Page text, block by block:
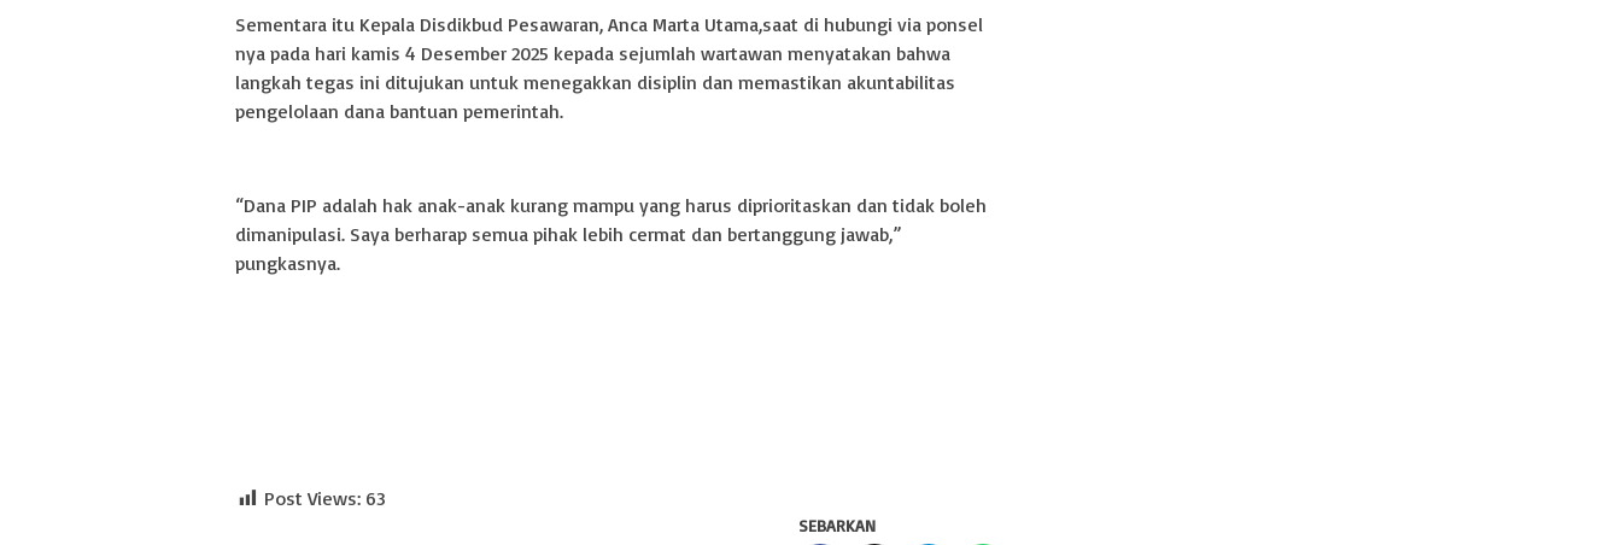
Sementara itu Kepala Disdikbud Pesawaran, Anca Marta Utama,saat di hubungi via ponsel
nya pada hari kamis 4 Desember 2025 kepada sejumlah wartawan menyatakan bahwa
langkah tegas ini ditujukan untuk menegakkan disiplin dan memastikan akuntabilitas
pengelolaan dana bantuan pemerintah.
“Dana PIP adalah hak anak-anak kurang mampu yang harus diprioritaskan dan tidak boleh
dimanipulasi. Saya berharap semua pihak lebih cermat dan bertanggung jawab,”
pungkasnya.
Post Views: 63
SEBARKAN